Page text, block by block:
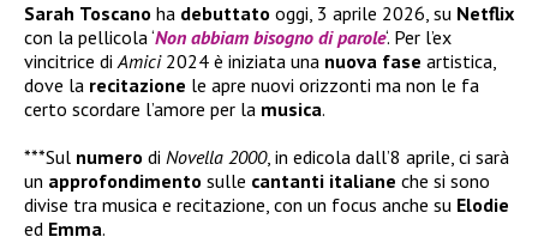
Sarah Toscano ha debuttato oggi, 3 aprile 2026, su Netflix
con la pellicola ‘Non abbiam bisogno di parole‘. Per l’ex
vincitrice diAmici2024 è iniziata una nuova fase artistica,
dove la recitazione le apre nuovi orizzonti ma non le fa
certo scordare l’amore per la musica.
***Sul numero di Novella 2000, in edicola dall’8 aprile, ci sarà
un approfondimento sulle cantanti italiane che si sono
divise tra musica e recitazione, con un focus anche su Elodie
ed Emma.